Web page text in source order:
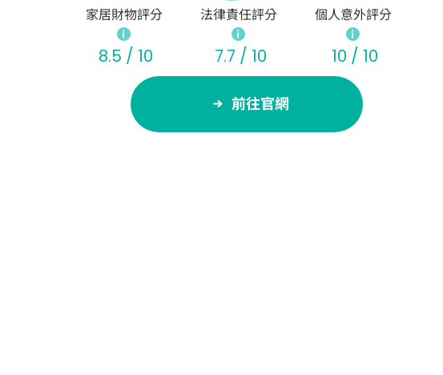
家居財物評分
8.5 / 10
法律責任評分
7.7 / 10
個人意外評分
10 / 10
前往官網